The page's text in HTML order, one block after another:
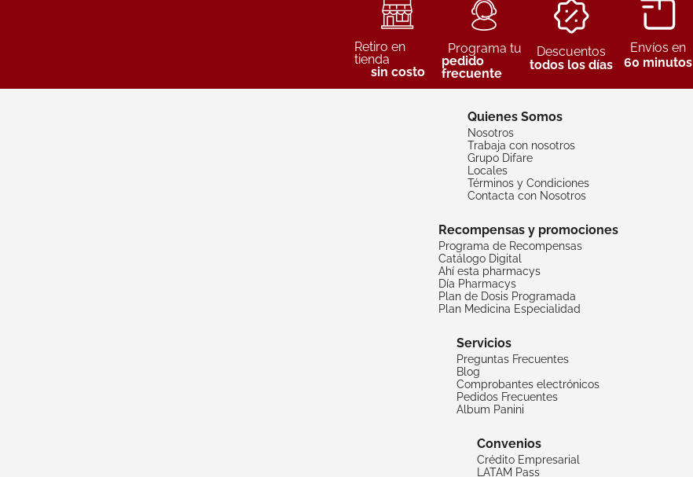
Retiro en
tienda
sin costo
Programa tu
pedido
frecuente
Descuentos
todos los días
Envíos en
60 minutos
Quienes Somos
Nosotros
Trabaja con nosotros
Grupo Difare
Locales
Términos y Condiciones
Contacta con Nosotros
Recompensas y promociones
Programa de Recompensas
Catálogo Digital
Ahí esta pharmacys
Día Pharmacys
Plan de Dosis Programada
Plan Medicina Especialidad
Servicios
Preguntas Frecuentes
Blog
Comprobantes electrónicos
Pedidos Frecuentes
Album Panini
Convenios
Crédito Empresarial
LATAM Pass